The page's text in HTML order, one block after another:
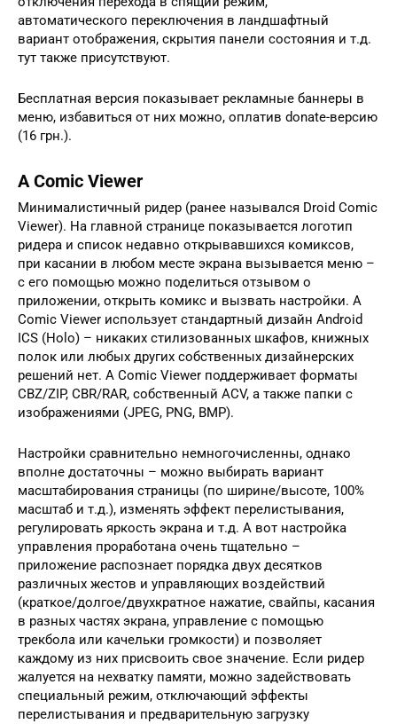
автоматического переключения в ландшафтный
вариант отображения, скрытия панели состояния и т.д.
тут также присутствуют.
Бесплатная версия показывает рекламные баннеры в
меню, избавиться от них можно, оплатив donate-версию
(16 грн.).
A Comic Viewer
Минималистичный ридер (ранее назывался Droid Comic
Viewer). На главной странице показывается логотип
ридера и список недавно открывавшихся комиксов,
при касании в любом месте экрана вызывается меню –
с его помощью можно поделиться отзывом о
приложении, открыть комикс и вызвать настройки. A
Comic Viewer использует стандартный дизайн Android
ICS (Holo) – никаких стилизованных шкафов, книжных
полок или любых других собственных дизайнерских
решений нет. A Comic Viewer поддерживает форматы
CBZ/ZIP, CBR/RAR, собственный ACV, а также папки с
изображениями (JPEG, PNG, BMP).
Настройки сравнительно немногочисленны, однако
вполне достаточны – можно выбирать вариант
масштабирования страницы (по ширине/высоте, 100%
масштаб и т.д.), изменять эффект перелистывания,
регулировать яркость экрана и т.д. А вот настройка
управления проработана очень тщательно –
приложение распознает порядка двух десятков
различных жестов и управляющих воздействий
(краткое/долгое/двухкратное нажатие, свайпы, касания
в разных частях экрана, управление с помощью
трекбола или качельки громкости) и позволяет
каждому из них присвоить свое значение. Если ридер
жалуется на нехватку памяти, можно задействовать
специальный режим, отключающий эффекты
перелистывания и предварительную загрузку